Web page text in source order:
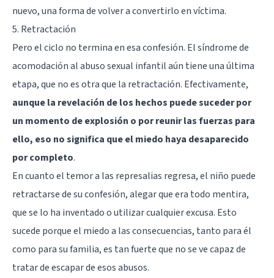
nuevo, una forma de volver a convertirlo en víctima.
5. Retractación
Pero el ciclo no termina en esa confesión. El síndrome de
acomodación al abuso sexual infantil aún tiene una última
etapa, que no es otra que la retractación. Efectivamente,
aunque la revelación de los hechos puede suceder por
un momento de explosión o por reunir las fuerzas para
ello, eso no significa que el miedo haya desaparecido
por completo.
En cuanto el temor a las represalias regresa, el niño puede
retractarse de su confesión, alegar que era todo mentira,
que se lo ha inventado o utilizar cualquier excusa. Esto
sucede porque el miedo a las consecuencias, tanto para él
como para su familia, es tan fuerte que no se ve capaz de
tratar de escapar de esos abusos.